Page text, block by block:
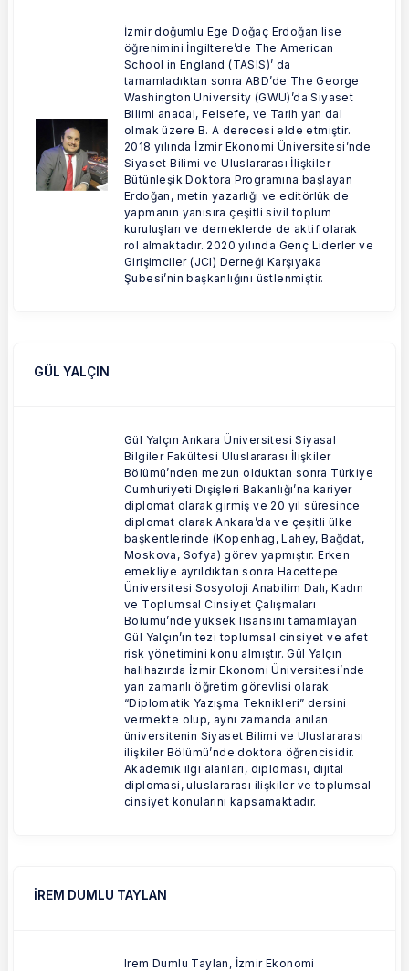
İzmir doğumlu Ege Doğaç Erdoğan lise
öğrenimini İngiltere’de The American
School in England (TASIS)’ da
tamamladıktan sonra ABD’de The George
Washington University (GWU)’da Siyaset
Bilimi anadal, Felsefe, ve Tarih yan dal
olmak üzere B. A derecesi elde etmiştir.
2018 yılında İzmir Ekonomi Üniversitesi’nde
Siyaset Bilimi ve Uluslararası İlişkiler
Bütünleşik Doktora Programına başlayan
Erdoğan, metin yazarlığı ve editörlük de
yapmanın yanısıra çeşitli sivil toplum
kuruluşları ve derneklerde de aktif olarak
rol almaktadır. 2020 yılında Genç Liderler ve
Girişimciler (JCI) Derneği Karşıyaka
Şubesi’nin başkanlığını üstlenmiştir.
GÜL YALÇIN
Gül Yalçın Ankara Üniversitesi Siyasal
Bilgiler Fakültesi Uluslararası İlişkiler
Bölümü’nden mezun olduktan sonra Türkiye
Cumhuriyeti Dışişleri Bakanlığı’na kariyer
diplomat olarak girmiş ve 20 yıl süresince
diplomat olarak Ankara’da ve çeşitli ülke
başkentlerinde (Kopenhag, Lahey, Bağdat,
Moskova, Sofya) görev yapmıştır. Erken
emekliye ayrıldıktan sonra Hacettepe
Üniversitesi Sosyoloji Anabilim Dalı, Kadın
ve Toplumsal Cinsiyet Çalışmaları
Bölümü’nde yüksek lisansını tamamlayan
Gül Yalçın’ın tezi toplumsal cinsiyet ve afet
risk yönetimini konu almıştır. Gül Yalçın
halihazırda İzmir Ekonomi Üniversitesi’nde
yarı zamanlı öğretim görevlisi olarak
“Diplomatik Yazışma Teknikleri” dersini
vermekte olup, aynı zamanda anılan
üniversitenin Siyaset Bilimi ve Uluslararası
ilişkiler Bölümü’nde doktora öğrencisidir.
Akademik ilgi alanları, diplomasi, dijital
diplomasi, uluslararası ilişkiler ve toplumsal
cinsiyet konularını kapsamaktadır.
İREM DUMLU TAYLAN
Irem Dumlu Taylan, İzmir Ekonomi